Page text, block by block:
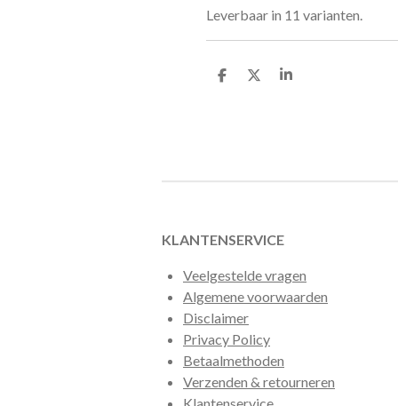
Leverbaar in 11 varianten.
D
D
S
KLANTENSERVICE
Veelgestelde vragen
Algemene voorwaarden
Disclaimer
Privacy Policy
Betaalmethoden
Verzenden & retourneren
Klantenservice